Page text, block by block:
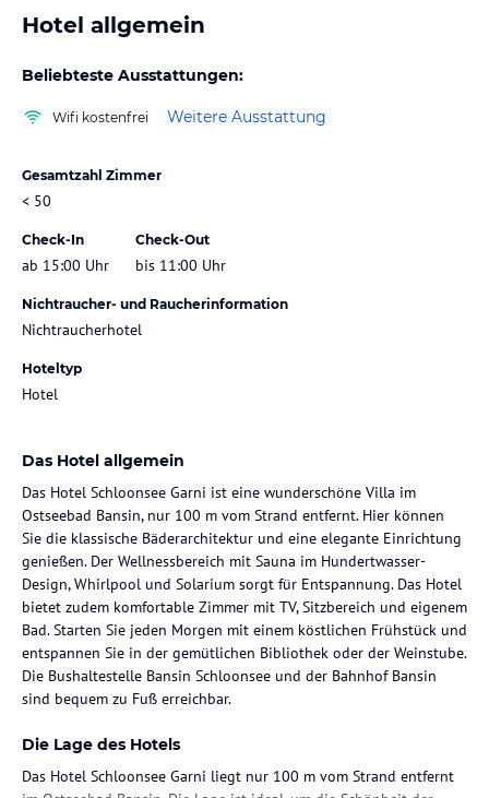
Hotel allgemein
Beliebteste Ausstattungen:
Wifi kostenfrei Weitere Ausstattung
Gesamtzahl Zimmer
< 50
Check-In
ab 15:00 Uhr
Check-Out
bis 11:00 Uhr
Nichtraucher- und Raucherinformation
Nichtraucherhotel
Hoteltyp
Hotel
Das Hotel allgemein
Das Hotel Schloonsee Garni ist eine wunderschöne Villa im
Ostseebad Bansin, nur 100 m vom Strand entfernt. Hier können
Sie die klassische Bäderarchitektur und eine elegante Einrichtung
genießen. Der Wellnessbereich mit Sauna im Hundertwasser-
Design, Whirlpool und Solarium sorgt für Entspannung. Das Hotel
bietet zudem komfortable Zimmer mit TV, Sitzbereich und eigenem
Bad. Starten Sie jeden Morgen mit einem köstlichen Frühstück und
entspannen Sie in der gemütlichen Bibliothek oder der Weinstube.
Die Bushaltestelle Bansin Schloonsee und der Bahnhof Bansin
sind bequem zu Fuß erreichbar.
Die Lage des Hotels
Das Hotel Schloonsee Garni liegt nur 100 m vom Strand entfernt